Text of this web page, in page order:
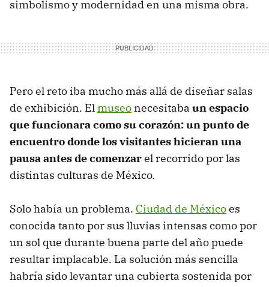
simbolismo y modernidad en una misma obra.
Pero el reto iba mucho más allá de diseñar salas
de exhibición. Elmuseo necesitaba un espacio
que funcionara como su corazón: un punto de
encuentro donde los visitantes hicieran una
pausa antes de comenzarel recorrido por las
distintas culturas de México.
Solo había un problema. Ciudad de Méxicoes
conocida tanto por sus lluvias intensas como por
un sol que durante buena parte del año puede
resultar implacable. La solución más sencilla
habría sido levantar una cubierta sostenida por